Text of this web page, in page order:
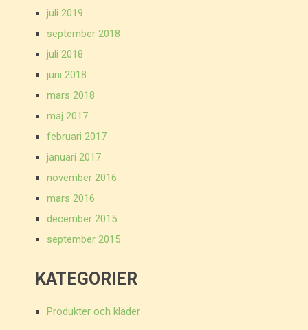
juli 2019
september 2018
juli 2018
juni 2018
mars 2018
maj 2017
februari 2017
januari 2017
november 2016
mars 2016
december 2015
september 2015
KATEGORIER
Produkter och kläder